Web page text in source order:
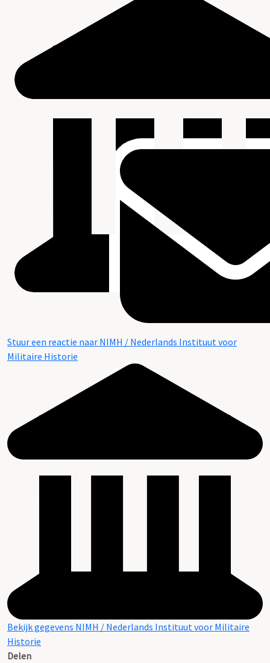
Stuur een reactie naar NIMH / Nederlands Instituut voor
Militaire Historie
Bekijk gegevens NIMH / Nederlands Instituut voor Militaire
Historie
Delen